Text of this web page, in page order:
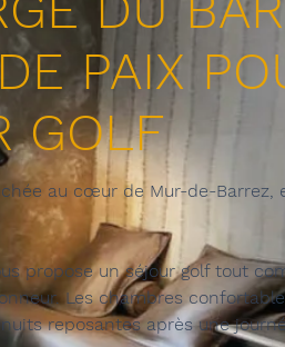
PAIX
GOLF
au cœur de Mur-de-Barrez,
propose un séjour golf tout
Les chambres
reposantes après une